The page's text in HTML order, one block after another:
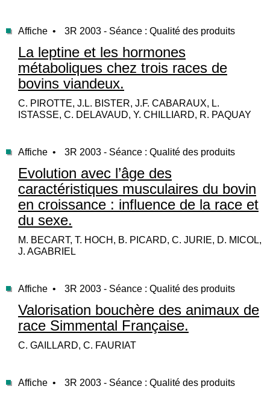
Affiche • 3R 2003 - Séance : Qualité des produits
La leptine et les hormones
métaboliques chez trois races de
bovins viandeux.
C. PIROTTE, J.L. BISTER, J.F. CABARAUX, L.
ISTASSE, C. DELAVAUD, Y. CHILLIARD, R. PAQUAY
Affiche • 3R 2003 - Séance : Qualité des produits
Evolution avec l’âge des
caractéristiques musculaires du bovin
en croissance : influence de la race et
du sexe.
M. BECART, T. HOCH, B. PICARD, C. JURIE, D. MICOL,
J. AGABRIEL
Affiche • 3R 2003 - Séance : Qualité des produits
Valorisation bouchère des animaux de
race Simmental Française.
C. GAILLARD, C. FAURIAT
Affiche • 3R 2003 - Séance : Qualité des produits